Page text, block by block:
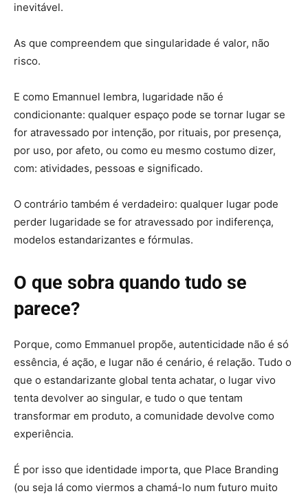
inevitável.
As que compreendem que singularidade é valor, não
risco.
E como Emannuel lembra, lugaridade não é
condicionante: qualquer espaço pode se tornar lugar se
for atravessado por intenção, por rituais, por presença,
por uso, por afeto, ou como eu mesmo costumo dizer,
com: atividades, pessoas e significado.
O contrário também é verdadeiro: qualquer lugar pode
perder lugaridade se for atravessado por indiferença,
modelos estandarizantes e fórmulas.
O que sobra quando tudo se
parece?
Porque, como Emmanuel propõe, autenticidade não é só
essência, é ação, e lugar não é cenário, é relação. Tudo o
que o estandarizante global tenta achatar, o lugar vivo
tenta devolver ao singular, e tudo o que tentam
transformar em produto, a comunidade devolve como
experiência.
É por isso que identidade importa, que Place Branding
(ou seja lá como viermos a chamá-lo num futuro muito